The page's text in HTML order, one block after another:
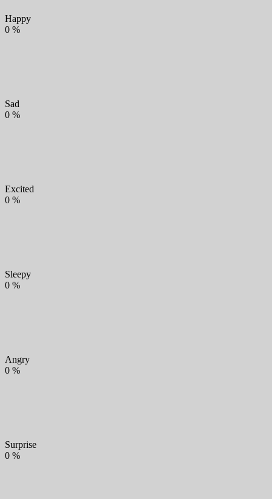
Happy
0 %
Sad
0 %
Excited
0 %
Sleepy
0 %
Angry
0 %
Surprise
0 %